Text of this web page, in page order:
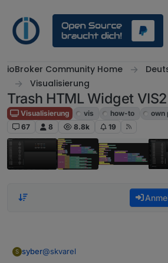
ioBroker Community Home
Visualisierung
Trash HTML Widget VIS2
Visualisierung vis how-to
own
67
8 8.8k 19
S syber@skvarel